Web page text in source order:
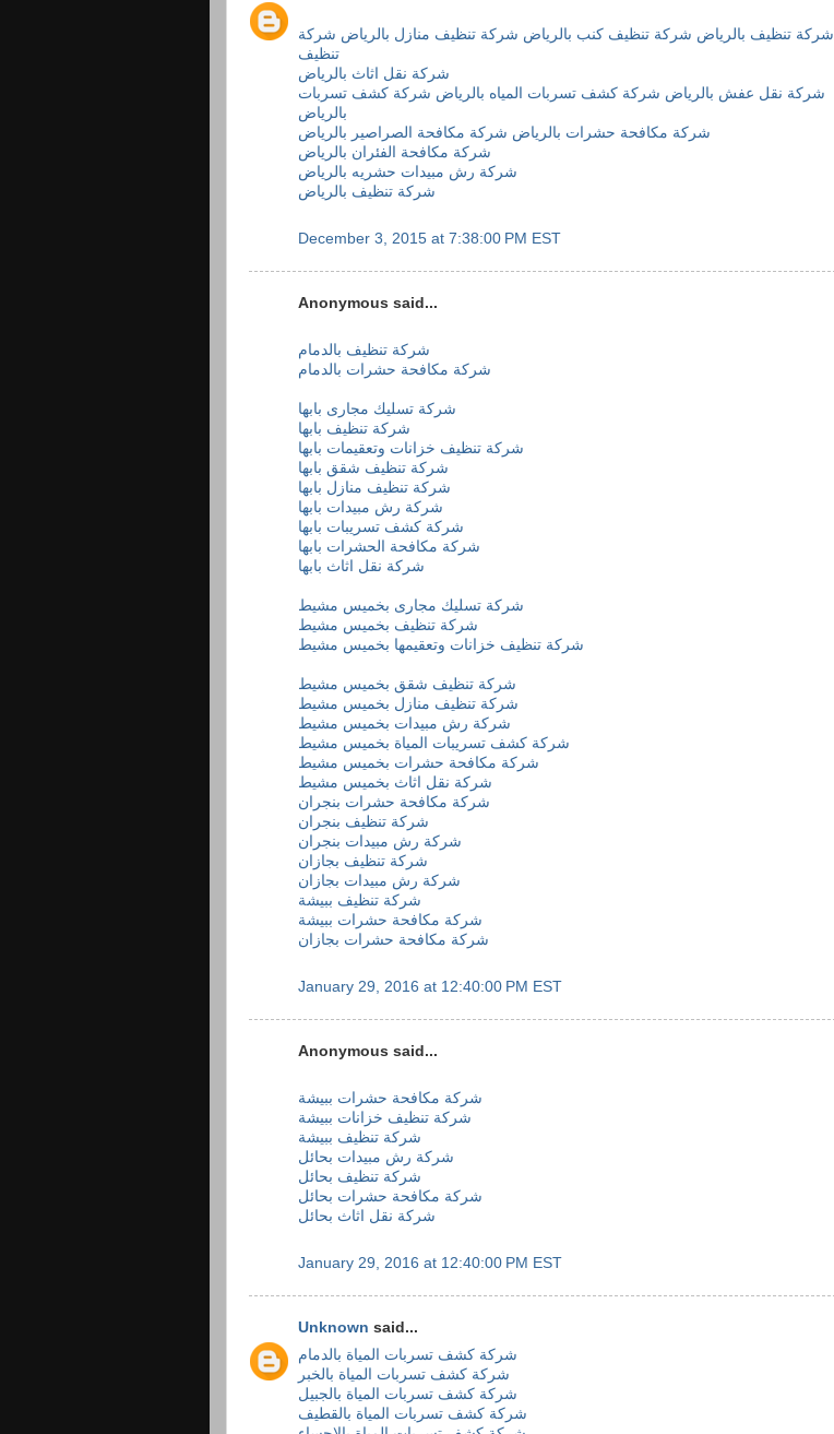
شركة تنظيف بالرياض شركة تنظيف كنب بالرياض شركة تنظيف منازل بالرياض شركة
تنظيف
شركة نقل اثاث بالرياض
شركة نقل عفش بالرياض شركة كشف تسربات المياه بالرياض شركة كشف تسربات
بالرياض
شركة مكافحة حشرات بالرياض شركة مكافحة الصراصير بالرياض
شركة مكافحة الفئران بالرياض
شركة رش مبيدات حشريه بالرياض
شركة تنظيف بالرياض
December 3, 2015 at 7:38:00 PM EST
Anonymous said...
شركة تنظيف بالدمام
شركة مكافحة حشرات بالدمام
شركة تسليك مجارى بابها
شركة تنظيف بابها
شركة تنظيف خزانات وتعقيمات بابها
شركة تنظيف شقق بابها
شركة تنظيف منازل بابها
شركة رش مبيدات بابها
شركة كشف تسريبات بابها
شركة مكافحة الحشرات بابها
شركة نقل اثاث بابها
شركة تسليك مجارى بخميس مشيط
شركة تنظيف بخميس مشيط
شركة تنظيف خزانات وتعقيمها بخميس مشيط
شركة تنظيف شقق بخميس مشيط
شركة تنظيف منازل بخميس مشيط
شركة رش مبيدات بخميس مشيط
شركة كشف تسريبات المياة بخميس مشيط
شركة مكافحة حشرات بخميس مشيط
شركة نقل اثاث بخميس مشيط
شركة مكافحة حشرات بنجران
شركة تنظيف بنجران
شركة رش مبيدات بنجران
شركة تنظيف بجازان
شركة رش مبيدات بجازان
شركة تنظيف ببيشة
شركة مكافحة حشرات ببيشة
شركة مكافحة حشرات بجازان
January 29, 2016 at 12:40:00 PM EST
Anonymous said...
شركة مكافحة حشرات ببيشة
شركة تنظيف خزانات ببيشة
شركة تنظيف ببيشة
شركة رش مبيدات بحائل
شركة تنظيف بحائل
شركة مكافحة حشرات بحائل
شركة نقل اثاث بحائل
January 29, 2016 at 12:40:00 PM EST
Unknown said...
شركة كشف تسربات المياة بالدمام
شركة كشف تسربات المياة بالخبر
شركة كشف تسربات المياة بالجبيل
شركة كشف تسربات المياة بالقطيف